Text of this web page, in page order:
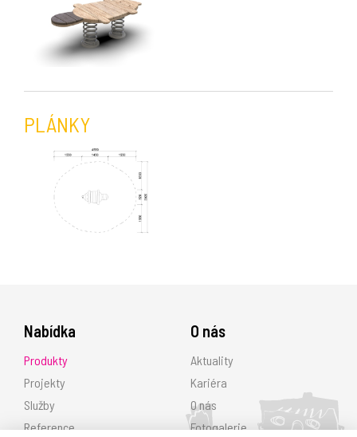
PLÁNKY
Nabídka
Produkty
Projekty
Služby
Reference
O nás
Aktuality
Kariéra
O nás
Fotogalerie